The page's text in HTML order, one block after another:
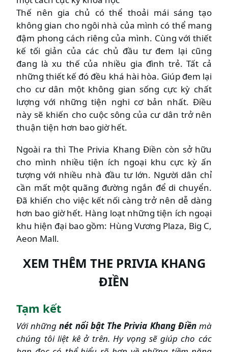
Thế nên gia chủ có thể thoải mái sáng tạo
không gian cho ngôi nhà của mình có thể mang
đậm phong cách riêng của mình. Cùng với thiết
kế tối giản của các chủ đầu tư đem lại cũng
đang là xu thế của nhiều gia đình trẻ. Tất cả
những thiết kế đó đều khá hài hòa. Giúp đem lại
cho cư dân một không gian sống cực kỳ chất
lượng với những tiện nghi cơ bản nhất. Điều
này sẽ khiến cho cuộc sông của cư dân trở nên
thuận tiện hơn bao giờ hết.
Ngoài ra thì The Privia Khang Điền còn sở hữu
cho mình nhiều tiện ích ngoại khu cực kỳ ấn
tượng với nhiều nhà đầu tư lớn. Người dân chỉ
cần mất một quãng đường ngắn để di chuyển.
Đã khiến cho việc kết nối càng trở nên dễ dàng
hơn bao giờ hết. Hàng loạt những tiện ích ngoại
khu hiện đại bao gồm: Hùng Vương Plaza, Big C,
Aeon Mall.
XEM THÊM THE PRIVIA KHANG
ĐIỀN
Tạm kết
Với nhữngnét nổi bật The Privia Khang Điềnmà
chúng tôi liệt kê ở trên. Hy vọng sẽ giúp cho các